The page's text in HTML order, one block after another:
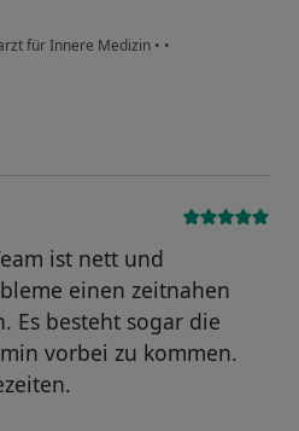
für Innere Medizin • •
ist nett und
einen zeitnahen
Es besteht sogar die
vorbei zu kommen.